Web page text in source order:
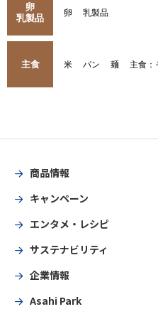
卵
乳製品
卵 乳製品
主食 米 パン 麺 主食：
商品情報
キャンペーン
エンタメ・レシピ
サステナビリティ
企業情報
Asahi Park